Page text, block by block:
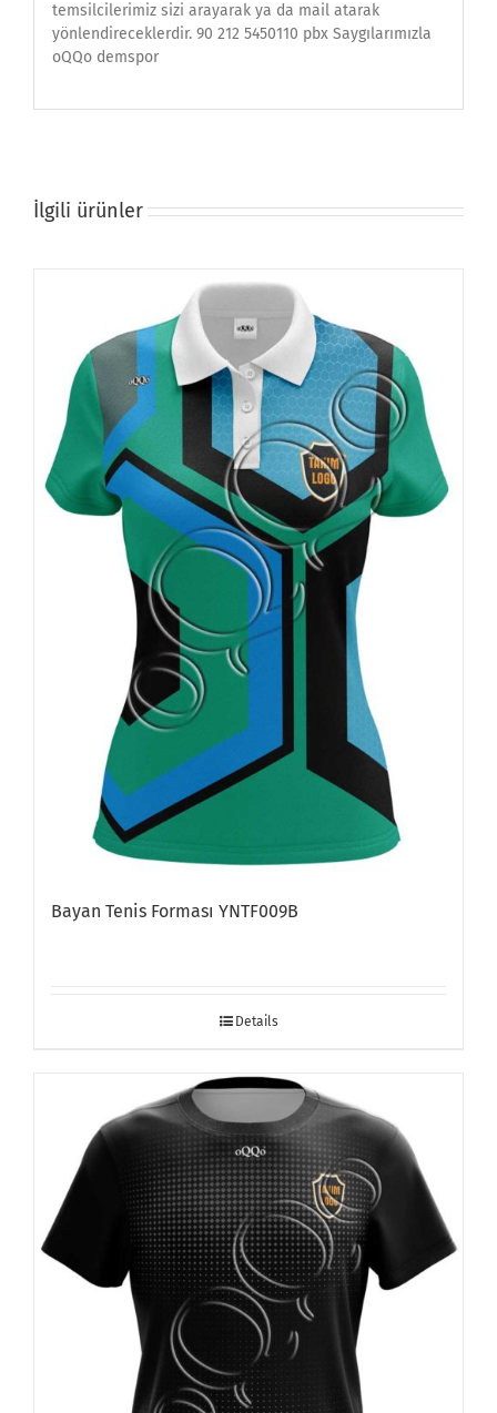
temsilcilerimiz sizi arayarak ya da mail atarak
yönlendireceklerdir. 90 212 5450110 pbx Saygılarımızla
oQQo demspor
İlgili ürünler
Bayan Tenis Forması YNTF009B
Details